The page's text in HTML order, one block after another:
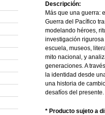
Descripción:
Más que una guerra:
Guerra del Pacífico
modelando héroes,
investigación
escuela, museos,
mito nacional, y
generaciones. A
la identidad desde
una historia de
desafíos del presente.
* Producto sujeto a